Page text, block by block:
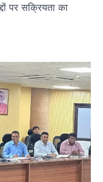
पर सक्रियता का